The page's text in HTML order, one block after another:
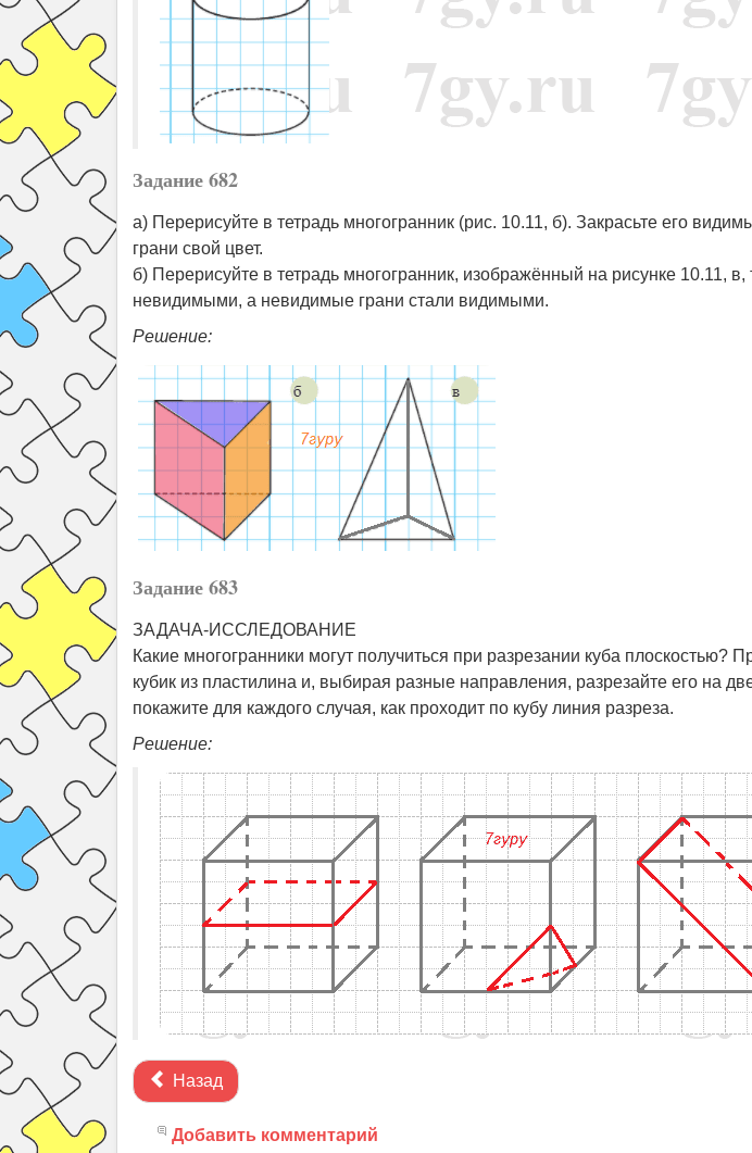
Задание 682
а) Перерисуйте в тетрадь многогранник (рис. 10.11, б). Закрасьте его
грани свой цвет.
б) Перерисуйте в тетрадь многогранник, изображённый на рисунке 10.11,
невидимыми, а невидимые грани стали видимыми.
Решение:
Задание 683
ЗАДАЧА-ИССЛЕДОВАНИЕ
Какие многогранники могут получиться при разрезании куба плоскостью?
кубик из пластилина и, выбирая разные направления, разрезайте его на
покажите для каждого случая, как проходит по кубу линия разреза.
Решение:
Назад
Добавить комментарий